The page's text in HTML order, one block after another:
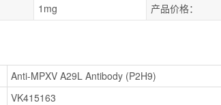
1mg 产品价格：
Anti-MPXV A29L Antibody (P2H9)
VK415163